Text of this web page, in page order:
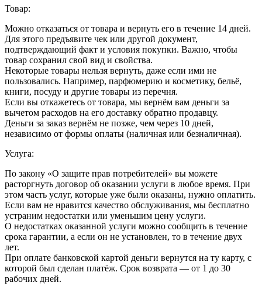
Товар:
Можно отказаться от товара и вернуть его в течение 14 дней.
Для этого предъявите чек или другой документ,
подтверждающий факт и условия покупки. Важно, чтобы
товар сохранил свой вид и свойства.
Некоторые товары нельзя вернуть, даже если ими не
пользовались. Например, парфюмерию и косметику, бельё,
книги, посуду и другие товары из перечня.
Если вы откажетесь от товара, мы вернём вам деньги за
вычетом расходов на его доставку обратно продавцу.
Деньги за заказ вернём не позже, чем через 10 дней,
независимо от формы оплаты (наличная или безналичная).
Услуга:
По закону «О защите прав потребителей» вы можете
расторгнуть договор об оказании услуги в любое время. При
этом часть услуг, которые уже были оказаны, нужно оплатить.
Если вам не нравится качество обслуживания, мы бесплатно
устраним недостатки или уменьшим цену услуги.
О недостатках оказанной услуги можно сообщить в течение
срока гарантии, а если он не установлен, то в течение двух
лет.
При оплате банковской картой деньги вернутся на ту карту, с
которой был сделан платёж. Срок возврата — от 1 до 30
рабочих дней.